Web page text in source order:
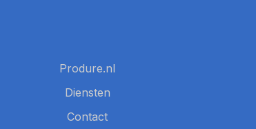
Produre.nl
Diensten
Contact